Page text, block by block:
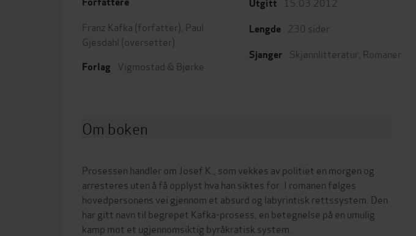
Franz Kafka (forfatter), Paul
Gjesdahl (oversetter)
Forlag Vigmostad & Bjørke
Utgitt
Lengde 230 sider
Sjanger Skjønnlitteratur Romaner
Om boken
Prosessen handler om Josef K., som vekkes av politiet en morgen og
arresteres uten å få opplyst hva han siktes for. I romanen følges
hovedpersonens vei gjennom et absurd og labyrintisk rettssystem. Den
har gitt navn til begrepet Kafka-prosess, en betegnelse på en umulig
kamp mot et ugjennomsiktig byråkratisk system.